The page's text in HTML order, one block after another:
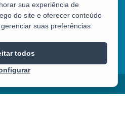
625 - Vitória / ES
1500/9924
sua experiência de
do site e oferecer conteúdo
suas preferências
todos